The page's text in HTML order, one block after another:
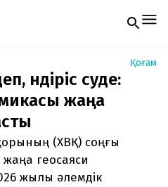
сайын электронды
Жаңа нөмір
Тек email
жібереміз.
Қоғам
өндіріс өсуде:
жаңа
(ХВҚ) соңғы
геосаяси
жылы әлемдік